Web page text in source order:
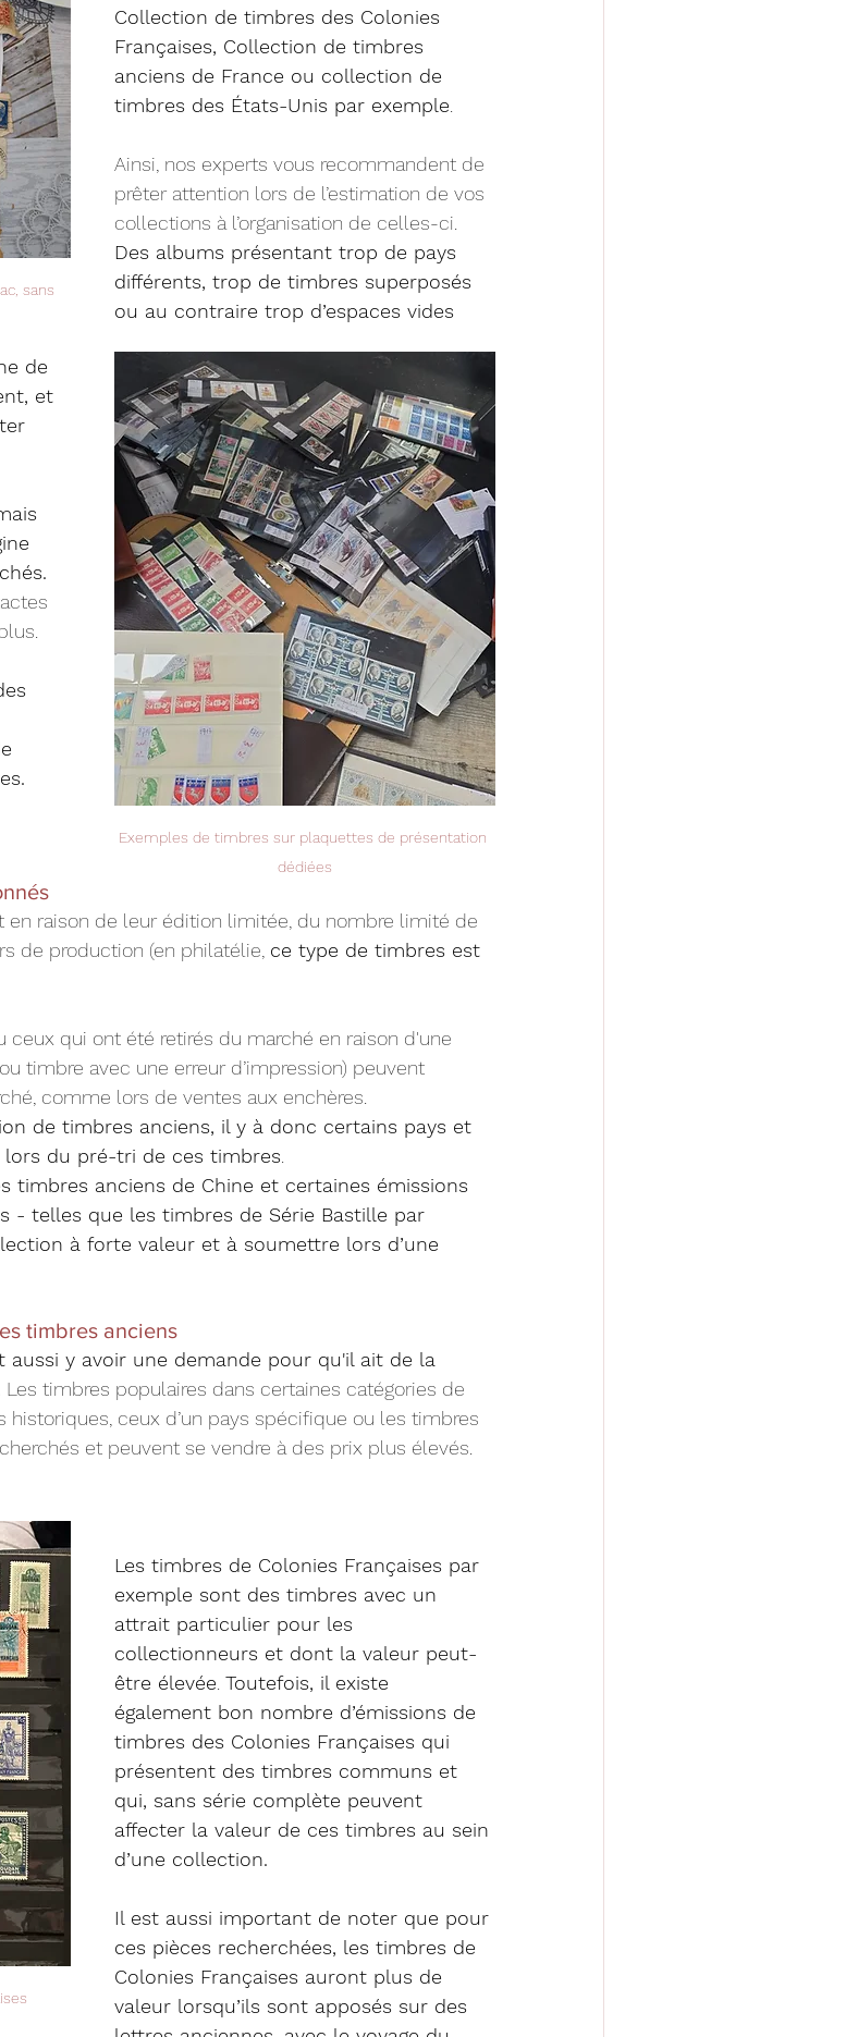
sans
Collection de timbres des Colonies
Françaises, Collection de timbres
anciens de France ou collection de
timbres des États-Unis par exemple
Exemples de timbres sur plaquettes de présentation
dédiées
Ainsi, nos experts vous recommandent de
prêter attention lors de l’estimation de vos
collections à l’organisation de celles-ci.
Des albums présentant trop de pays
différents, trop de timbres superposés
ou au contraire trop d’espaces vides
de
et
en raison de leur édition limitée, du nombre limité de
de production (en philatélie, ce type de timbres est
ceux qui ont été retirés du marché en raison d'une
timbre avec une erreur d’impression) peuvent
comme lors de ventes aux enchères.
de timbres anciens, il y à donc certains pays et
lors du pré-tri de ces timbres.
timbres anciens de Chine et certaines émissions
- telles que les timbres de Série Bastille par
à forte valeur et à soumettre lors d’une
timbres anciens
y avoir une demande pour qu'il ait de la
Les timbres populaires dans certaines catégories de
ceux d’un pays spécifique ou les timbres
et peuvent se vendre à des prix plus élevés.
Les timbres de Colonies Françaises par
exemple sont des timbres avec un
attrait particulier pour les
collectionneurs et dont la valeur peut-
être élevée. Toutefois, il existe
également bon nombre d’émissions de
timbres des Colonies Françaises qui
présentent des timbres communs et
qui, sans série complète peuvent
affecter la valeur de ces timbres au sein
d’une collection.
Il est aussi important de noter que pour
ces pièces recherchées, les timbres de
Colonies Françaises auront plus de
valeur lorsqu’ils sont apposés sur des